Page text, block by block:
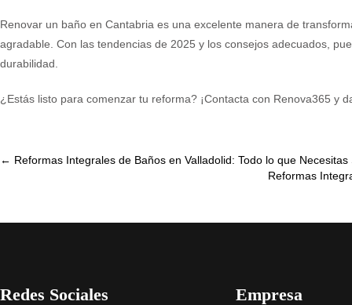
Renovar un baño en Cantabria es una excelente manera de
agradable. Con las tendencias de 2025 y los consejos adecuados,
durabilidad.
¿Estás listo para comenzar tu reforma? ¡Contacta con Renova365 y
Post
← Reformas Integrales de Baños en Valladolid: Todo lo que Necesitas
Reformas
Redes Sociales Empresa